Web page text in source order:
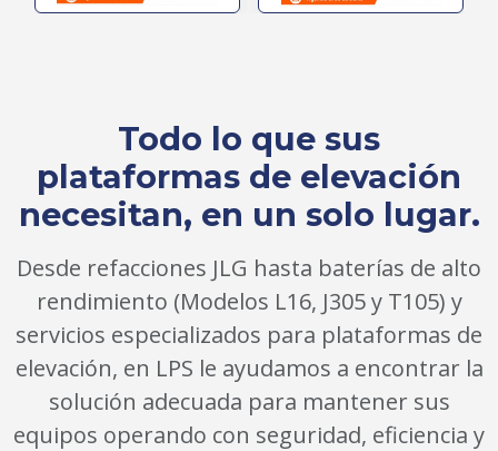
Todo lo que sus
plataformas de elevación
necesitan, en un solo lugar.
Desde refacciones JLG hasta baterías de alto
rendimiento (Modelos L16, J305 y T105) y
servicios especializados para plataformas de
elevación, en LPS le ayudamos a encontrar la
solución adecuada para mantener sus
equipos operando con seguridad, eficiencia y